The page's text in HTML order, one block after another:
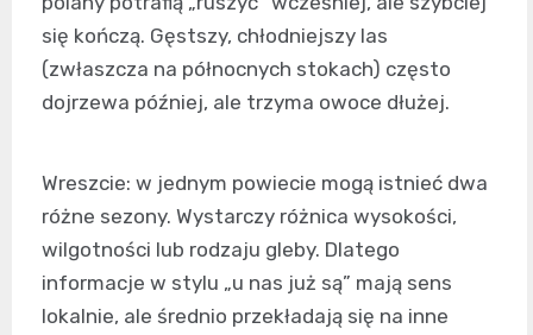
się kończą. Gęstszy, chłodniejszy las
(zwłaszcza na północnych stokach) często
dojrzewa później, ale trzyma owoce dłużej.
Wreszcie: w jednym powiecie mogą istnieć dwa
różne sezony. Wystarczy różnica wysokości,
wilgotności lub rodzaju gleby. Dlatego
informacje w stylu „u nas już są” mają sens
lokalnie, ale średnio przekładają się na inne